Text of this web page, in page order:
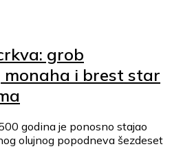
grob
i brest star
godina je ponosno stajao
olujnog popodneva šezdeset